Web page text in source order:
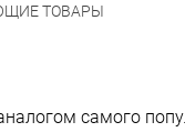
ТОВАРЫ
самого